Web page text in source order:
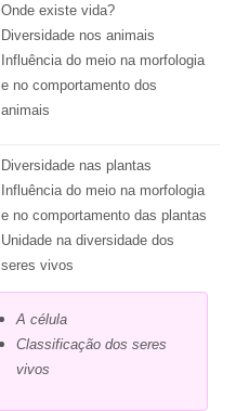
Onde existe vida?
Diversidade nos animais
Influência do meio na morfologia
e no comportamento dos
animais
Diversidade nas plantas
Influência do meio na morfologia
e no comportamento das plantas
Unidade na diversidade dos
seres vivos
A célula
Classificação dos seres
vivos